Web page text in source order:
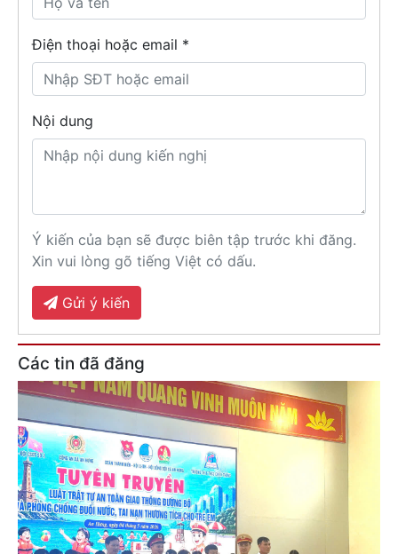
Điện thoại hoặc email *
Nội dung
Ý kiến của bạn sẽ được biên tập trước khi đăng.
Xin vui lòng gõ tiếng Việt có dấu.
Gửi ý kiến
Các tin đã đăng